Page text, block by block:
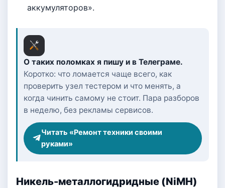
аккумуляторов».
О таких поломках я пишу и в Телеграме.
Коротко: что ломается чаще всего, как
проверить узел тестером и что менять, а
когда чинить самому не стоит. Пара разборов
в неделю, без рекламы сервисов.
Читать «Ремонт техники своими
руками»
Никель-металлогидридные (NiMH)